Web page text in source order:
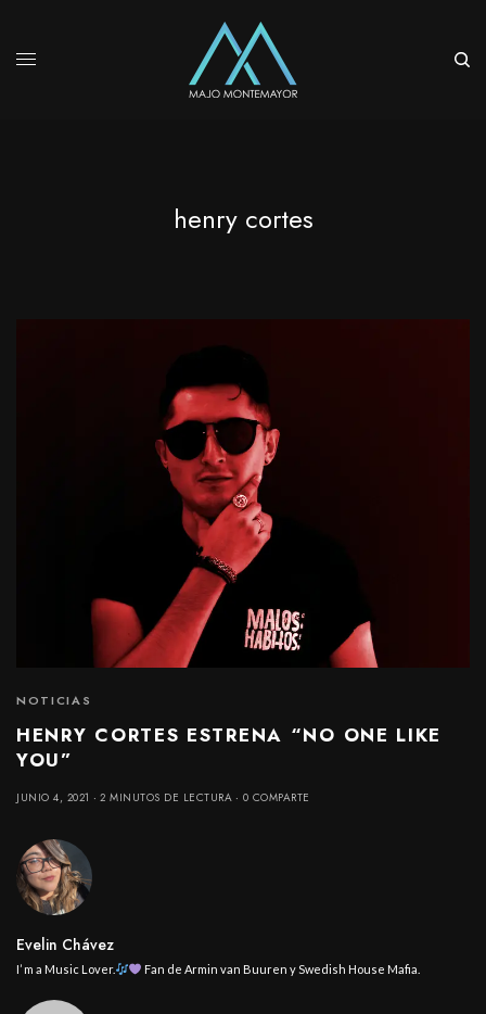
henry cortes
NOTICIAS
HENRY CORTES ESTRENA “NO ONE LIKE
YOU”
JUNIO 4, 2021 2 MINUTOS DE LECTURA 0 COMPARTE
Evelin Chávez
I’ m a Music Lover. Fan de Armin van Buuren y Swedish House Mafia.